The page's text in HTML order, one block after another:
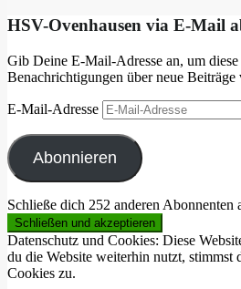
HSV-Ovenhausen via E-Mail
Gib Deine E-Mail-Adresse an, um
Benachrichtigungen über neue
E-Mail-Adresse
Abonnieren
Schließe dich 252 anderen Abonnenten
Datenschutz und Cookies: Diese
du die Website weiterhin nutzt, stimmst
Cookies zu.